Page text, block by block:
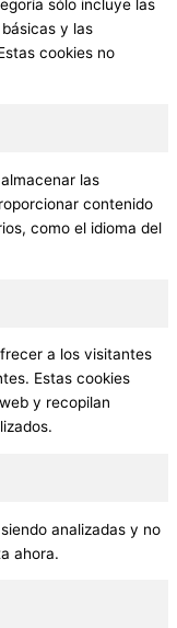
sólo incluye las
y las
cookies no
las
contenido
como el idioma del
a los visitantes
Estas cookies
y recopilan
analizadas y no
ahora.